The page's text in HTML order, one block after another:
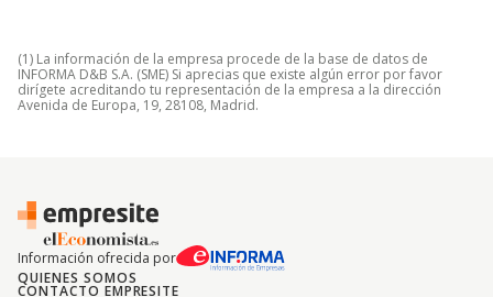
(1) La información de la empresa procede de la base de datos de
INFORMA D&B S.A. (SME) Si aprecias que existe algún error por favor
dirígete acreditando tu representación de la empresa a la dirección
Avenida de Europa, 19, 28108, Madrid.
Información ofrecida por
QUIENES SOMOS
CONTACTO EMPRESITE